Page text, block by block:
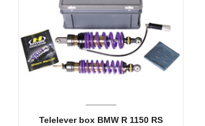
Telelever box BMW R 1150 RS